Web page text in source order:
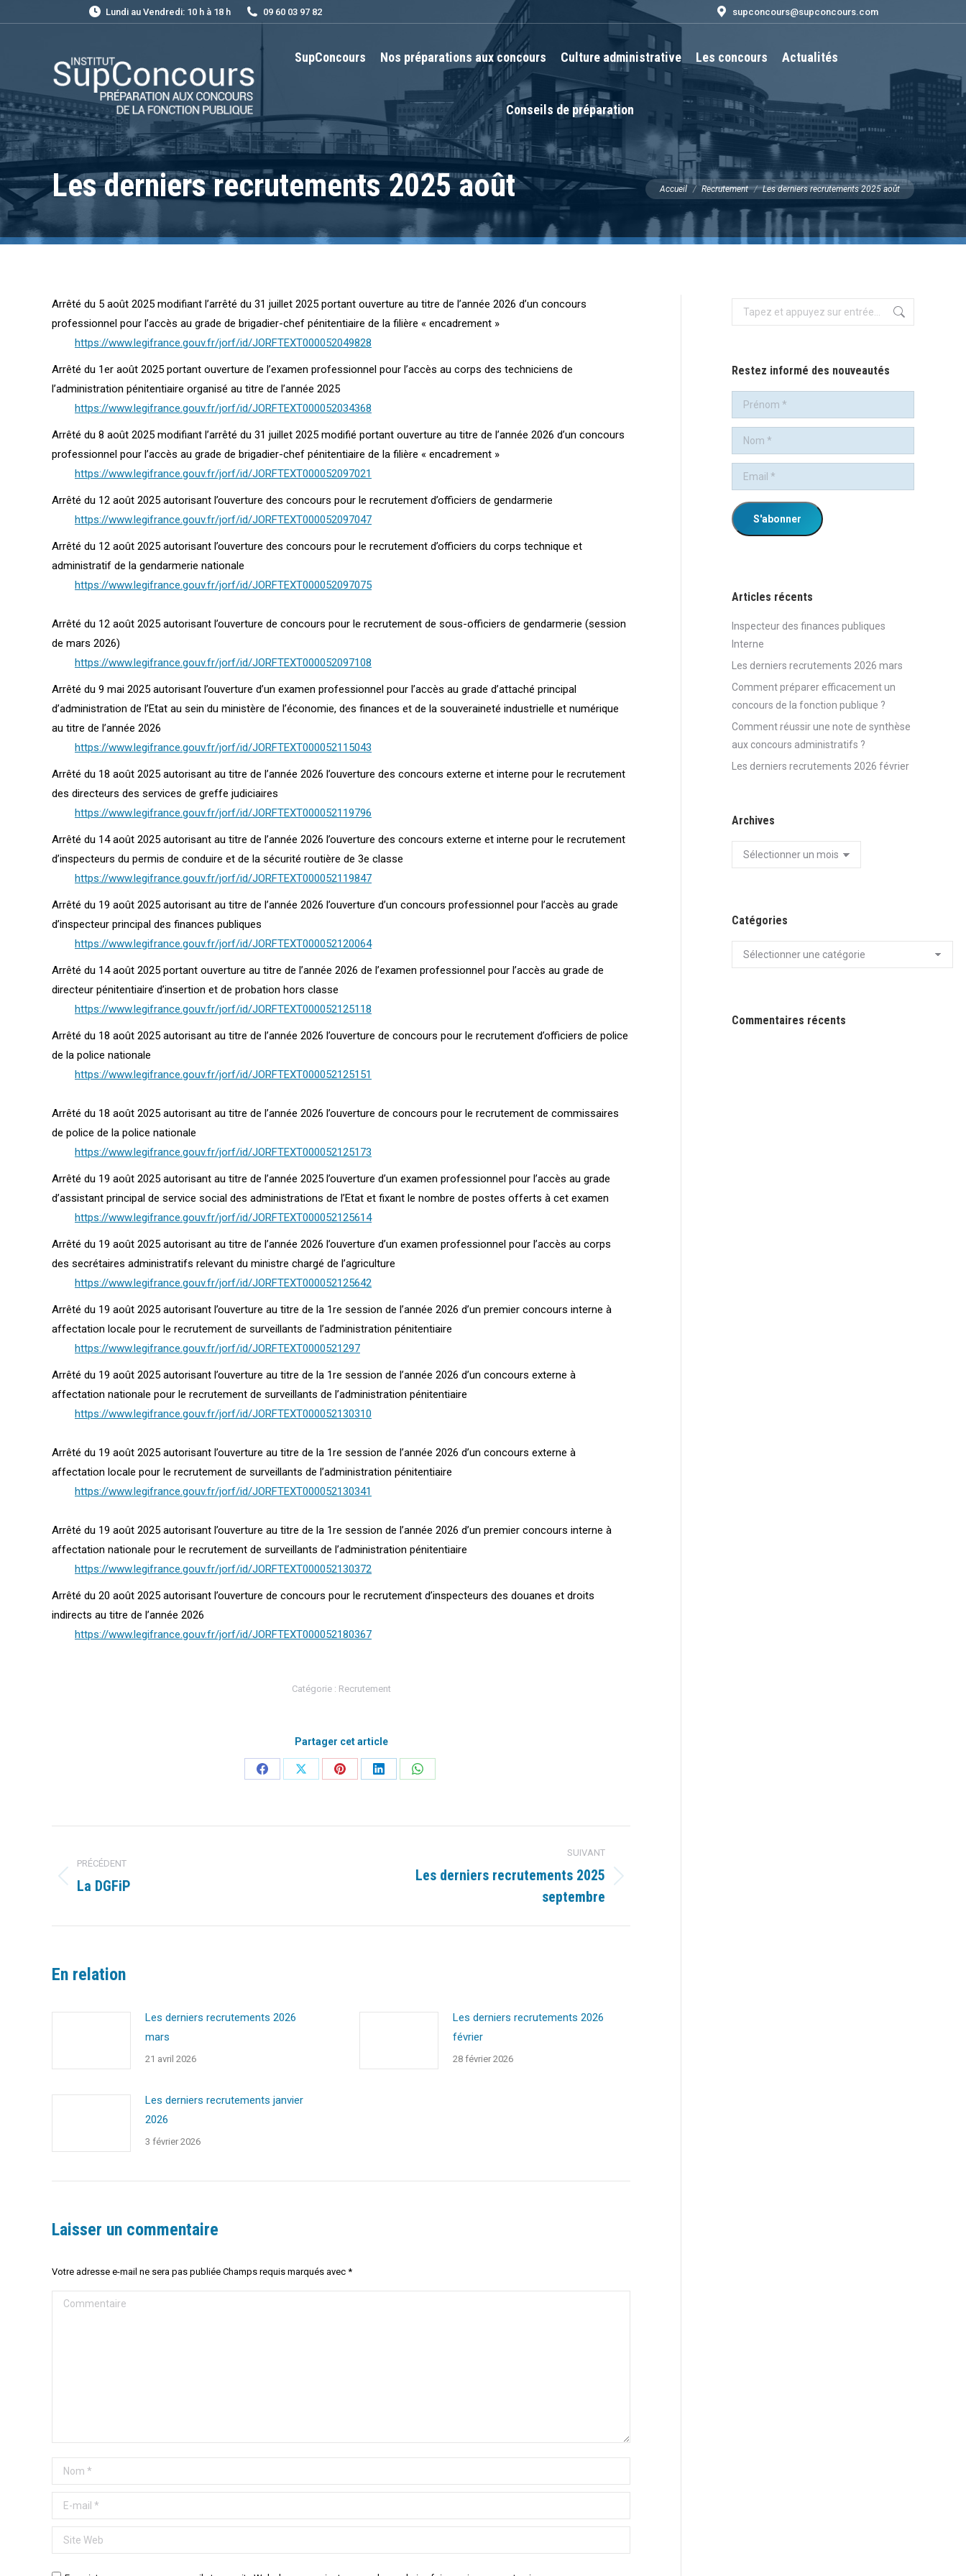
Lundi au Vendredi: 10 h à 18 h 09 60 03 97 82 supconcours@supconcours.com
SupConcours Nos préparations aux concours Culture administrative Les concours Actualités
Conseils de préparation
Recherche
Les derniers recrutements 2025 août Vous êtes ici :
Accueil Recrutement Les derniers recrutements 2025 août
Arrêté du 5 août 2025 modifiant l’arrêté du 31 juillet 2025 portant ouverture au titre de l’année 2026 d’un concours
professionnel pour l’accès au grade de brigadier-chef pénitentiaire de la filière « encadrement »
https://www.legifrance.gouv.fr/jorf/id/JORFTEXT000052049828
Arrêté du 1er août 2025 portant ouverture de l’examen professionnel pour l’accès au corps des techniciens de
l’administration pénitentiaire organisé au titre de l’année 2025
https://www.legifrance.gouv.fr/jorf/id/JORFTEXT000052034368
Arrêté du 8 août 2025 modifiant l’arrêté du 31 juillet 2025 modifié portant ouverture au titre de l’année 2026 d’un concours
professionnel pour l’accès au grade de brigadier-chef pénitentiaire de la filière « encadrement »
https://www.legifrance.gouv.fr/jorf/id/JORFTEXT000052097021
Arrêté du 12 août 2025 autorisant l’ouverture des concours pour le recrutement d’officiers de gendarmerie
https://www.legifrance.gouv.fr/jorf/id/JORFTEXT000052097047
Arrêté du 12 août 2025 autorisant l’ouverture des concours pour le recrutement d’officiers du corps technique et
administratif de la gendarmerie nationale
https://www.legifrance.gouv.fr/jorf/id/JORFTEXT000052097075
Arrêté du 12 août 2025 autorisant l’ouverture de concours pour le recrutement de sous-officiers de gendarmerie (session
de mars 2026)
https://www.legifrance.gouv.fr/jorf/id/JORFTEXT000052097108
Arrêté du 9 mai 2025 autorisant l’ouverture d’un examen professionnel pour l’accès au grade d’attaché principal
d’administration de l’Etat au sein du ministère de l’économie, des finances et de la souveraineté industrielle et numérique
au titre de l’année 2026
https://www.legifrance.gouv.fr/jorf/id/JORFTEXT000052115043
Arrêté du 18 août 2025 autorisant au titre de l’année 2026 l’ouverture des concours externe et interne pour le recrutement
des directeurs des services de greffe judiciaires
https://www.legifrance.gouv.fr/jorf/id/JORFTEXT000052119796
Arrêté du 14 août 2025 autorisant au titre de l’année 2026 l’ouverture des concours externe et interne pour le recrutement
d’inspecteurs du permis de conduire et de la sécurité routière de 3e classe
https://www.legifrance.gouv.fr/jorf/id/JORFTEXT000052119847
Arrêté du 19 août 2025 autorisant au titre de l’année 2026 l’ouverture d’un concours professionnel pour l’accès au grade
d’inspecteur principal des finances publiques
https://www.legifrance.gouv.fr/jorf/id/JORFTEXT000052120064
Arrêté du 14 août 2025 portant ouverture au titre de l’année 2026 de l’examen professionnel pour l’accès au grade de
directeur pénitentiaire d’insertion et de probation hors classe
https://www.legifrance.gouv.fr/jorf/id/JORFTEXT000052125118
Arrêté du 18 août 2025 autorisant au titre de l’année 2026 l’ouverture de concours pour le recrutement d’officiers de police
de la police nationale
https://www.legifrance.gouv.fr/jorf/id/JORFTEXT000052125151
Arrêté du 18 août 2025 autorisant au titre de l’année 2026 l’ouverture de concours pour le recrutement de commissaires
de police de la police nationale
https://www.legifrance.gouv.fr/jorf/id/JORFTEXT000052125173
Arrêté du 19 août 2025 autorisant au titre de l’année 2025 l’ouverture d’un examen professionnel pour l’accès au grade
d’assistant principal de service social des administrations de l’Etat et fixant le nombre de postes offerts à cet examen
https://www.legifrance.gouv.fr/jorf/id/JORFTEXT000052125614
Arrêté du 19 août 2025 autorisant au titre de l’année 2026 l’ouverture d’un examen professionnel pour l’accès au corps
des secrétaires administratifs relevant du ministre chargé de l’agriculture
https://www.legifrance.gouv.fr/jorf/id/JORFTEXT000052125642
Arrêté du 19 août 2025 autorisant l’ouverture au titre de la 1re session de l’année 2026 d’un premier concours interne à
affectation locale pour le recrutement de surveillants de l’administration pénitentiaire
https://www.legifrance.gouv.fr/jorf/id/JORFTEXT0000521297
Arrêté du 19 août 2025 autorisant l’ouverture au titre de la 1re session de l’année 2026 d’un concours externe à
affectation nationale pour le recrutement de surveillants de l’administration pénitentiaire
https://www.legifrance.gouv.fr/jorf/id/JORFTEXT000052130310
Arrêté du 19 août 2025 autorisant l’ouverture au titre de la 1re session de l’année 2026 d’un concours externe à
affectation locale pour le recrutement de surveillants de l’administration pénitentiaire
https://www.legifrance.gouv.fr/jorf/id/JORFTEXT000052130341
Arrêté du 19 août 2025 autorisant l’ouverture au titre de la 1re session de l’année 2026 d’un premier concours interne à
affectation nationale pour le recrutement de surveillants de l’administration pénitentiaire
https://www.legifrance.gouv.fr/jorf/id/JORFTEXT000052130372
Arrêté du 20 août 2025 autorisant l’ouverture de concours pour le recrutement d’inspecteurs des douanes et droits
indirects au titre de l’année 2026
https://www.legifrance.gouv.fr/jorf/id/JORFTEXT000052180367
Catégorie : Recrutement
Partager cet article
PartagerPartagerPartagerPartagerPartager
article
PRÉCÉDENT
Article
:
La DGFiP
SUIVANT
:
Les derniers recrutements 2025
septembre
En relation
Les derniers recrutements 2026
mars
21 avril 2026
Les derniers recrutements 2026
février
28 février 2026
Les derniers recrutements janvier
2026
3 février 2026
Laisser un commentaire
Votre adresse e-mail ne sera pas publiée Champs requis marqués avec *
Commentaire
Nom *
E-mail *
Site Web
Recherche
:
Restez informé des nouveautés
Articles récents
Inspecteur des finances publiques
Interne
Les derniers recrutements 2026 mars
Comment préparer efficacement un
concours de la fonction publique ?
Comment réussir une note de synthèse
aux concours administratifs ?
Les derniers recrutements 2026 février
Archives
Archives
Catégories
Catégories
Commentaires récents